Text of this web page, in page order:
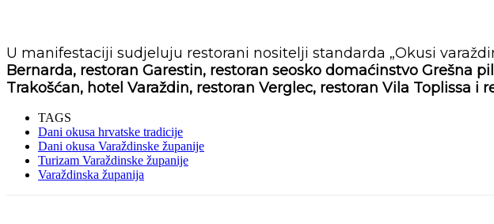
U manifestaciji sudjeluju restorani nositelji standarda „Okusi
Bernarda, restoran Garestin, restoran seosko domaćinstvo Grešna
Trakošćan, hotel Varaždin, restoran Verglec, restoran Vila Toplissa i
TAGS
Dani okusa hrvatske tradicije
Dani okusa Varaždinske županije
Turizam Varaždinske županije
Varaždinska županija